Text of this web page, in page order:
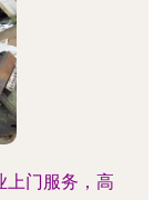
上门服务，高